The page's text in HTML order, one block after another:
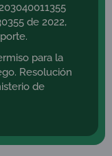
de 2022,
para la
Resolución
de